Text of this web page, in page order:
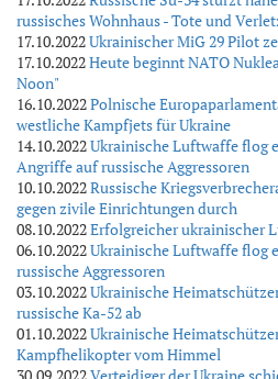
russisches Wohnhaus - Tote und
17.10.2022Ukrainischer MiG 29 Pilot
17.10.2022Heute beginnt NATO
Noon"
16.10.2022Polnische
westliche Kampfjets für Ukraine
14.10.2022Ukrainische Luftwaffe flog
Angriffe auf russische Aggressoren
10.10.2022Russische
gegen zivile Einrichtungen durch
08.10.2022Erfolgreicher ukrainischer
06.10.2022Ukrainische Luftwaffe flog
russische Aggressoren
03.10.2022Ukrainische
russische Ka-52 ab
01.10.2022Ukrainische
Kampfhelikopter vom Himmel